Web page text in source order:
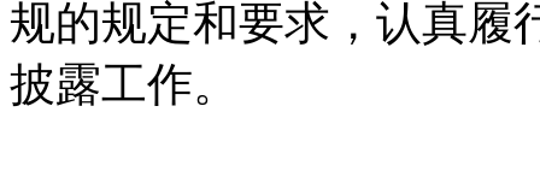
规的规定和要求，认真履
披露工作。